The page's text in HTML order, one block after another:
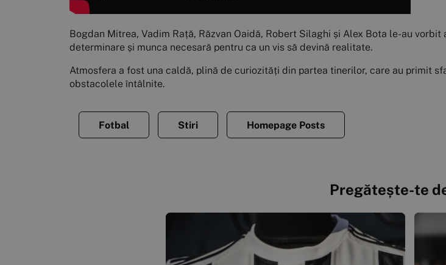
Bogdan Mitrea, Vadim Rață, Răzvan Oaidă, Robert Silaghi și Alex Bota le-au
determinare și munca necesară pentru ca un vis să devină realitate.
Atmosfera a fost una caldă, plină de curiozități din partea tinerilor, care au primit
obstacolele întâlnite.
Fotbal Stiri Homepage Posts
Pregătește-te